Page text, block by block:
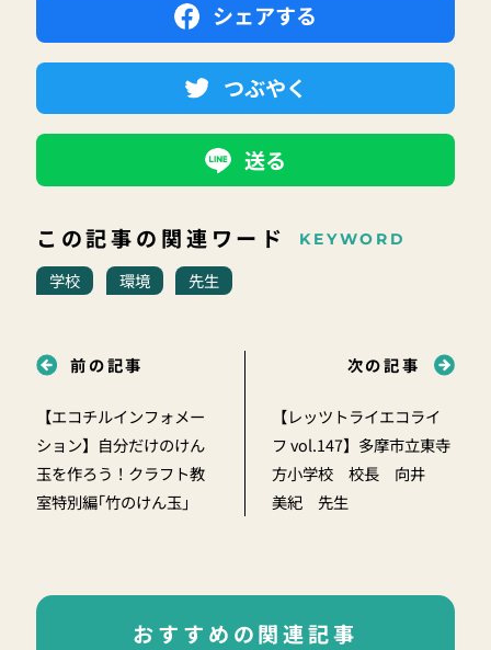
シェアする
つぶやく
送る
この記事の関連ワード KEYWORD
学校 環境 先生
前の記事
【エコチルインフォメー
ション】自分だけのけん
玉を作ろう！クラフト教
室特別編｢竹のけん玉｣
次の記事
【レッツトライエコライ
フ vol.147】多摩市立東寺
方小学校 校長 向井
美紀 先生
おすすめの関連記事